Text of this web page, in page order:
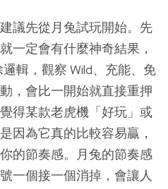
議先從月兔試玩開始。先
一定會有什麼神奇結果，
輯，觀察 Wild、充能、免
，會比一開始就直接重押
得某款老虎機「好玩」或
因為它真的比較容易贏，
的節奏感。月兔的節奏感
一個接一個消掉，會讓人